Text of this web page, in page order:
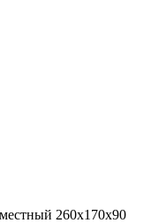
260x170х90